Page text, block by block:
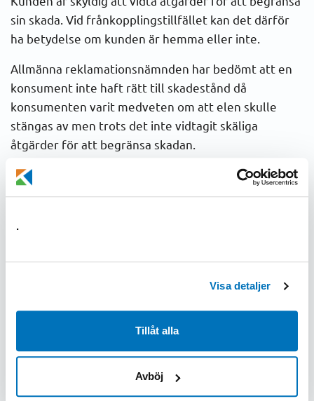
.
Visa detaljer
Tillåt alla
Avböj
sin skada. Vid frånkopplingstillfället kan det därför
ha betydelse om kunden är hemma eller inte.
Allmänna reklamationsnämnden har bedömt att en
konsument inte haft rätt till skadestånd då
konsumenten varit medveten om att elen skulle
stängas av men trots det inte vidtagit skäliga
åtgärder för att begränsa skadan.
»Läs en sammanfattning av Allmänna
reklamationsnämndens beslut
Om kunden har handlat otillbörligt kan överföringen
föreligger enligt ovan. Här avses till exempel kunder
trots att de riskerar att drabbas av en skada.
Allmänna reklamationsnämnden har bedömt att